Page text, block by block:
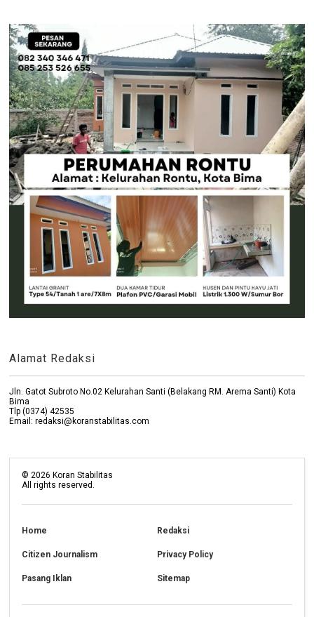
Alamat Redaksi
Jln. Gatot Subroto No.02 Kelurahan Santi (Belakang RM. Arema Santi) Kota
Bima
Tlp (0374) 42535
Email: redaksi@koranstabilitas.com
©2026 Koran Stabilitas
All rights reserved.
Home Redaksi
Citizen Journalism Privacy Policy
Pasang Iklan Sitemap